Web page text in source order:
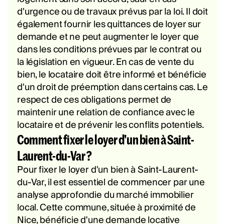
d'urgence ou de travaux prévus par la loi. Il doit
également fournir les quittances de loyer sur
demande et ne peut augmenter le loyer que
dans les conditions prévues par le contrat ou
la législation en vigueur. En cas de vente du
bien, le locataire doit être informé et bénéficie
d'un droit de préemption dans certains cas. Le
respect de ces obligations permet de
maintenir une relation de confiance avec le
locataire et de prévenir les conflits potentiels.
Comment fixer le loyer d'un bien à Saint-
Laurent-du-Var ?
Pour fixer le loyer d'un bien à Saint-Laurent-
du-Var, il est essentiel de commencer par une
analyse approfondie du marché immobilier
local. Cette commune, située à proximité de
Nice, bénéficie d'une demande locative